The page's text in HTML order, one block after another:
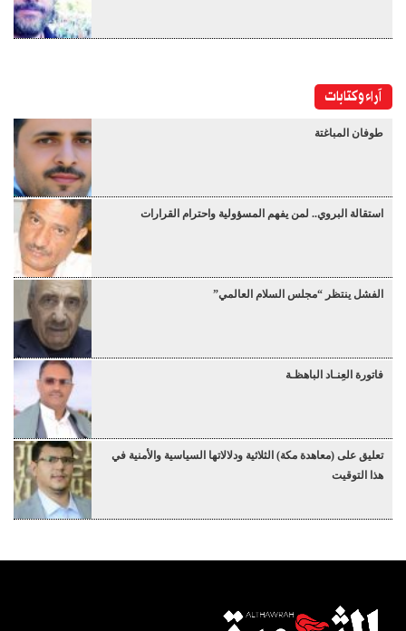
آراء وكتابات
طوفان المباغتة
استقالة البروي.. لمن يفهم المسؤولية واحترام القرارات
الفشل ينتظر “مجلس السلام العالمي”
فاتورة العِنـاد الباهظـة
تعليق على (معاهدة مكة) الثلاثية ودلالاتها السياسية والأمنية في
هذا التوقيت